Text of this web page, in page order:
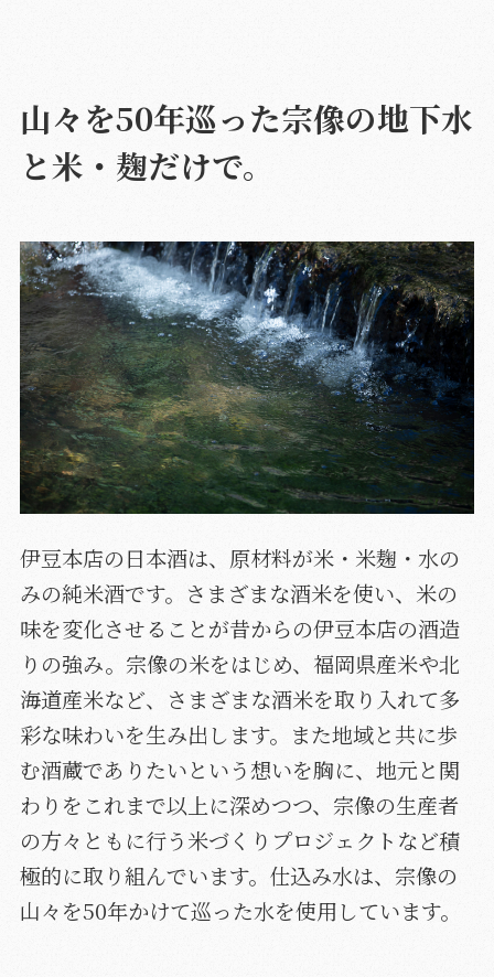
山々を50年巡った宗像の地下水
と米・麹だけで。
伊豆本店の日本酒は、原材料が米・米麹・水の
みの純米酒です。さまざまな酒米を使い、米の
味を変化させることが昔からの伊豆本店の酒造
りの強み。宗像の米をはじめ、福岡県産米や北
海道産米など、さまざまな酒米を取り入れて多
彩な味わいを生み出します。また地域と共に歩
む酒蔵でありたいという想いを胸に、地元と関
わりをこれまで以上に深めつつ、宗像の生産者
の方々ともに行う米づくりプロジェクトなど積
極的に取り組んでいます。仕込み水は、宗像の
山々を50年かけて巡った水を使用しています。